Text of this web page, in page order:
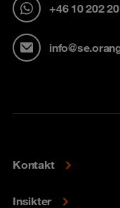
+46 10 202
Kontakt
Insikter